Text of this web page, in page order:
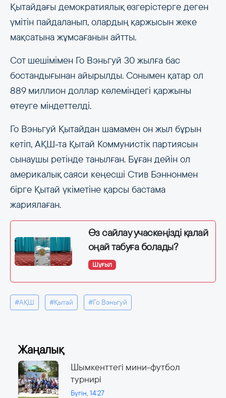
Қытайдағы демократиялық өзгерістерге деген
үмітін пайдаланып, олардың қаржысын жеке
мақсатына жұмсағанын айтты.
Сот шешімімен Го Вэньгуй 30 жылға бас
бостандығынан айырылды. Сонымен қатар ол
889 миллион доллар көлеміндегі қаржыны
өтеуге міндеттелді.
Го Вэньгуй Қытайдан шамамен он жыл бұрын
кетіп, АҚШ-та Қытай Коммунистік партиясын
сынаушы ретінде танылған. Бұған дейін ол
америкалық саяси кеңесші Стив Бэннонмен
бірге Қытай үкіметіне қарсы бастама
жариялаған.
Өз сайлау учаскеңізді қалай
оңай табуға болады?
Шұғыл
#АҚШ #Қытай #Го Вэньгуй
Жаңалық
Шымкенттегі мини-футбол
турнирі
Бүгін, 14:27